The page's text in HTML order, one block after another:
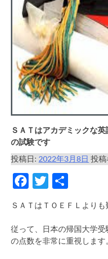
ＳＡＴはアカデミックな英
の試験です
投稿日:2022年3月8日 投稿
Facebook
Twitter
ＳＡＴはＴＯＥＦＬより
従って、日本の帰国大学
の点数を非常に重視します